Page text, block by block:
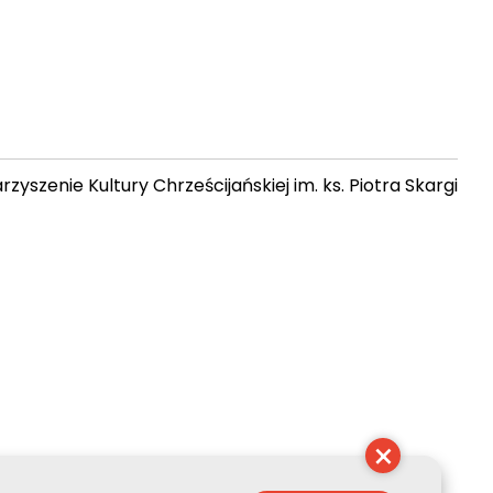
Kultury Chrześcijańskiej im. ks. Piotra Skargi
×